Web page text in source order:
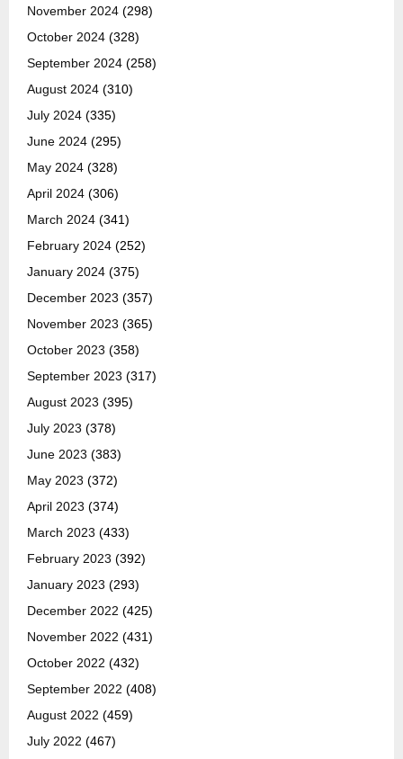
November 2024 (298)
October 2024 (328)
September 2024 (258)
August 2024 (310)
July 2024 (335)
June 2024 (295)
May 2024 (328)
April 2024 (306)
March 2024 (341)
February 2024 (252)
January 2024 (375)
December 2023 (357)
November 2023 (365)
October 2023 (358)
September 2023 (317)
August 2023 (395)
July 2023 (378)
June 2023 (383)
May 2023 (372)
April 2023 (374)
March 2023 (433)
February 2023 (392)
January 2023 (293)
December 2022 (425)
November 2022 (431)
October 2022 (432)
September 2022 (408)
August 2022 (459)
July 2022 (467)